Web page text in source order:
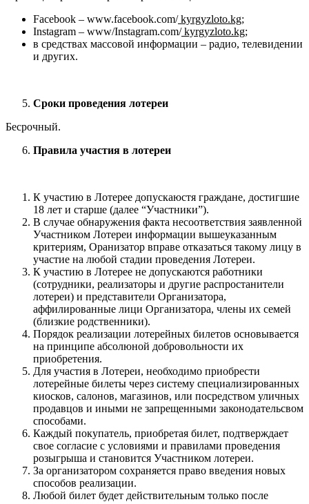
Facebook – www.facebook.com/kyrgyzloto.kg;
Instagram – www/Instagram.com/kyrgyzloto.kg;
в средствах массовой информации – радио, телевидении
и других.
Сроки проведения лотереи
Бесрочный.
Правила участия в лотереи
К участию в Лотерее допускаюстя граждане, достигшие
18 лет и старше (далее “Участники”).
В случае обнаружения факта несоответствия заявленной
Участником Лотереи информации вышеуказанным
критериям, Оранизатор вправе отказаться такому лицу в
участие на любой стадии проведения Лотереи.
К участию в Лотерее не допускаются работники
(сотрудники, реализаторы и другие распростанители
лотереи) и представители Организатора,
аффилированные лици Организатора, члены их семей
(близкие родственники).
Порядок реализации лотерейных билетов основывается
на принципе абсолюной добровольности их
приобретения.
Для участия в Лотереи, необходимо приобрести
лотерейные билеты через систему специализированных
киосков, салонов, магазинов, или посредством уличных
продавцов и иными не запрещенными законодательсвом
способами.
Каждый покупатель, приобретая билет, подтверждает
свое согласие с условиями и правилами проведения
розыгрыша и становится Участником лотереи.
За организатором сохраняется право введения новых
способов реализации.
Любой билет будет действительным только после